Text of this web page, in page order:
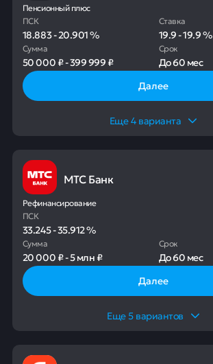
Пенсионный плюс
ПСК
18.883-20.901%
Ставка
19.9-19.9%
Сумма
50 000 ₽-399 999 ₽
Срок
До60 мес
Далее
Еще4 варианта
МТС Банк
Рефинансирование
ПСК
33.245-35.912%
Сумма
20 000 ₽-5 млн ₽
Срок
До60 мес
Далее
Еще5вариантов